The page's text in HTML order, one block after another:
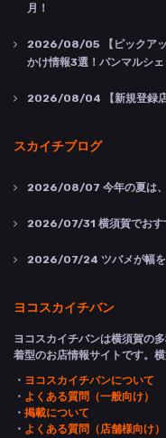
月！
2026/08/05 【ピックア
かけ情報3選！パンマルシ
2026/08/04 【新規登録
スカイチブログ
2026/08/07 今年の夏は
2026/07/31 横須賀でお
2026/07/24 ツバメが幅
ヨコスカイチバン
ヨコスカイチバンは横須賀の
着型のお店情報サイトです。
・ ヨコスカイチバンについて
・ よくある質問（一般向け）
・ 掲載について
・ よくある質問（店舗様向け）